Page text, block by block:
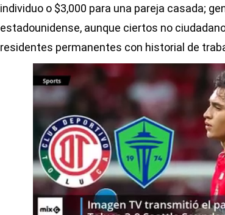
individuo o $3,000 para una pareja casada;
estadounidense, aunque ciertos no
residentes permanentes con historial de